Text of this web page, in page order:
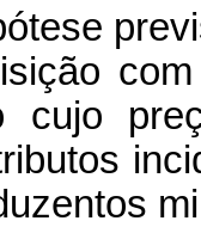
cujo